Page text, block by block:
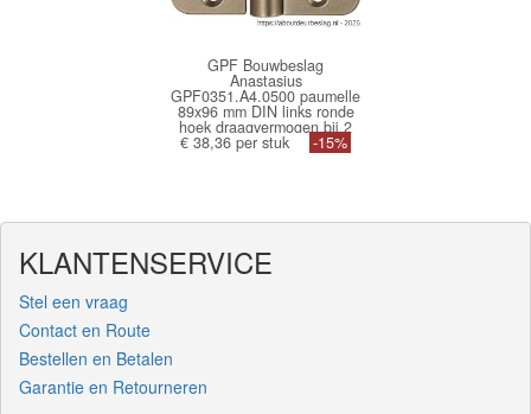
GPF Bouwbeslag
Anastasius
GPF0351.A4.0500 paumelle
89x96 mm DIN links ronde
hoek draagvermogen bij 2
stuks 80 kg hardstalen
kogel Champagne blend
€ 38,36 per stuk -15%
KLANTENSERVICE
Stel een vraag
Contact en Route
Bestellen en Betalen
Garantie en Retourneren